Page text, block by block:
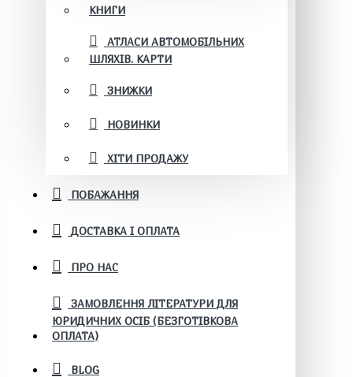
КНИГИ
АТЛАСИ АВТОМОБІЛЬНИХ
ШЛЯХІВ. КАРТИ
ЗНИЖКИ
НОВИНКИ
ХІТИ ПРОДАЖУ
ПОБАЖАННЯ
ДОСТАВКА І ОПЛАТА
ПРО НАС
ЗАМОВЛЕННЯ ЛІТЕРАТУРИ ДЛЯ
ЮРИДИЧНИХ ОСІБ (БЕЗГОТІВКОВА
ОПЛАТА)
BLOG